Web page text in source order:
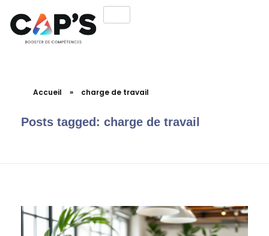
Accueil » charge de travail
Posts tagged: charge de travail